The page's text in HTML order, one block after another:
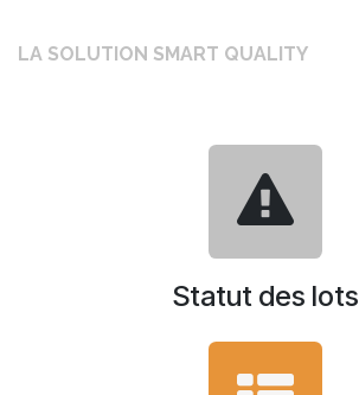
LA SOLUTION SMART QUALITY
Statut des lots